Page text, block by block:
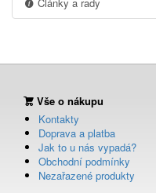
Vše o nákupu
Kontakty
Doprava a platba
Jak to u nás vypadá?
Obchodní podmínky
Nezařazené produkty